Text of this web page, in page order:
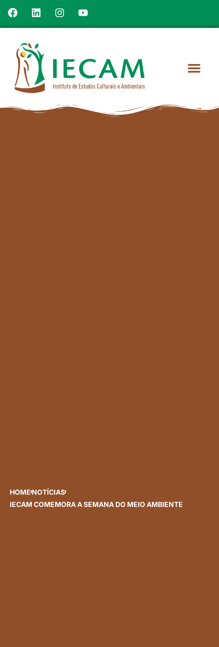
HOME NOTÍCIAS
IECAM COMEMORA A SEMANA DO MEIO AMBIENTE